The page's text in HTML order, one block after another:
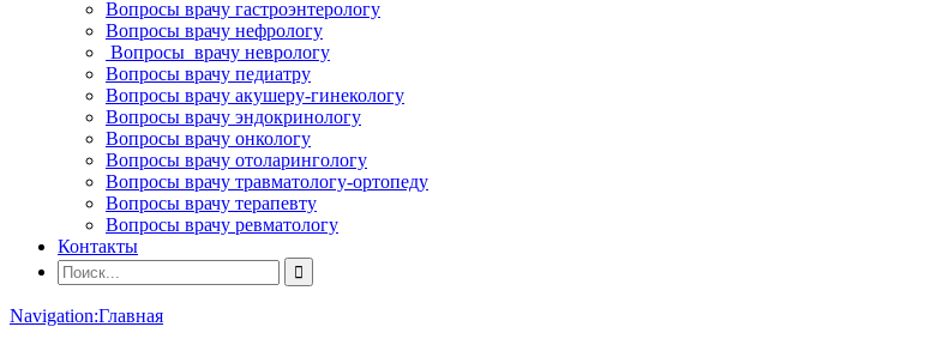
Вопросы врачу гастроэнтерологу
Вопросы врачу нефрологу
Вопросы врачу неврологу
Вопросы врачу педиатру
Вопросы врачу акушеру-гинекологу
Вопросы врачу эндокринологу
Вопросы врачу онкологу
Вопросы врачу отоларингологу
Вопросы врачу травматологу-ортопеду
Вопросы врачу терапевту
Вопросы врачу ревматологу
Контакты
Navigation:Главная